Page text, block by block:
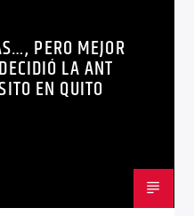
PERO MEJOR
LA ANT
EN QUITO